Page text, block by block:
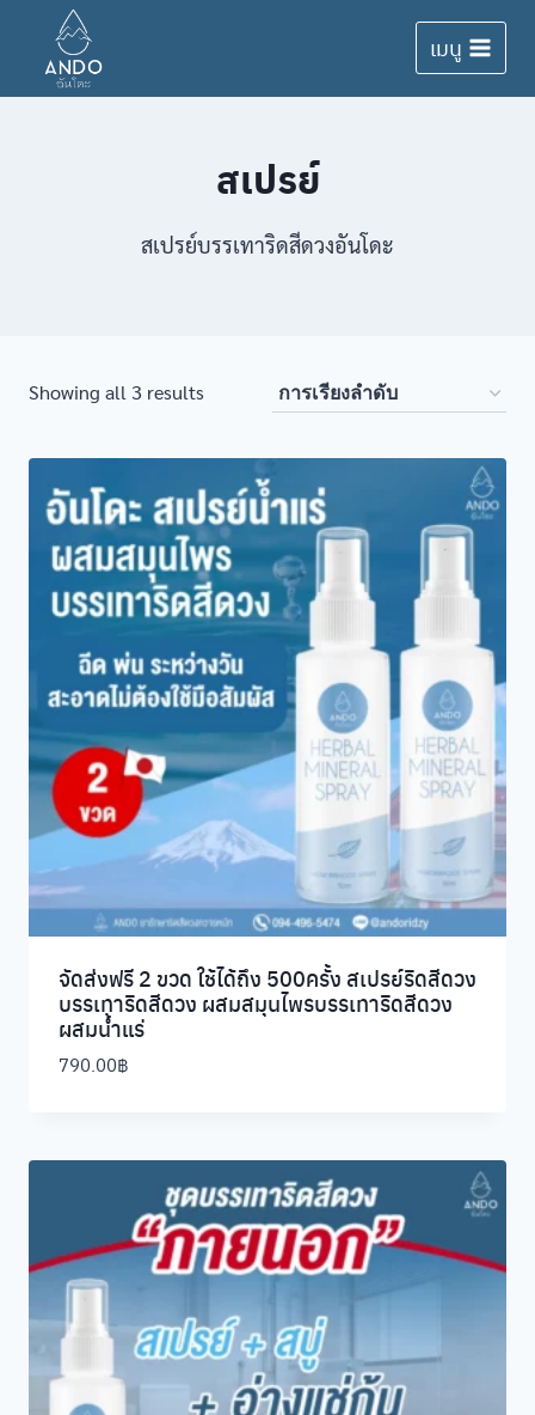
content
เมนู
สเปรย์
สเปรย์บรรเทาริดสีดวงอันโดะ
Showing all 3 results
จัดส่งฟรี 2 ขวด ใช้ได้ถึง 500ครั้ง สเปรย์ริดสีดวง
บรรเทาริดสีดวง ผสมสมุนไพรบรรเทาริดสีดวง
ผสมน้ำแร่
790.00฿